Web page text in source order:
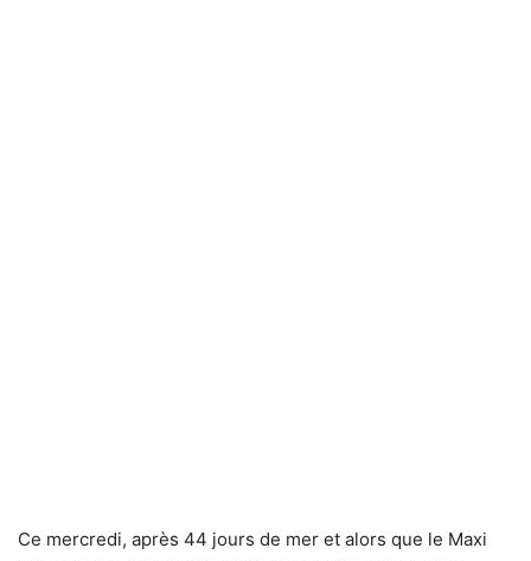
Ce mercredi, après 44 jours de mer et alors que le Maxi